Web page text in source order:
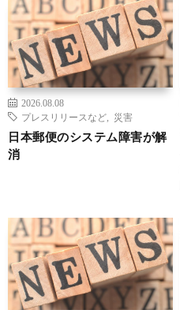
2026.08.08
プレスリリースなど
災害
日本郵便のシステム障害が解
消